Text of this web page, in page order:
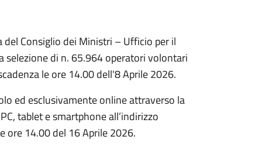
Consiglio dei Ministri – Ufficio per il
selezione di n. 65.964 operatori volontari
le ore 14.00 dell'8 Aprile 2026.
ed esclusivamente online attraverso la
tablet e smartphone all’indirizzo
ore 14.00 del 16 Aprile 2026.